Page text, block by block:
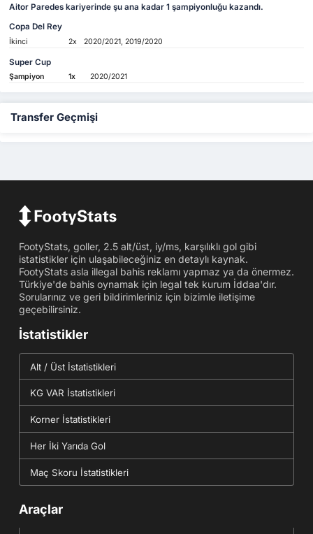
Aitor Paredes kariyerinde şu ana kadar 1 şampiyonluğu kazandı.
Copa Del Rey
İkinci 2x 2020/2021, 2019/2020
Super Cup
Şampiyon 1x 2020/2021
Transfer Geçmişi
FootyStats, goller, 2.5 alt/üst, iy/ms, karşılıklı gol gibi
istatistikler için ulaşabileceğiniz en detaylı kaynak.
FootyStats asla illegal bahis reklamı yapmaz ya da önermez.
Türkiye'de bahis oynamak için legal tek kurum İddaa'dır.
Sorularınız ve geri bildirimleriniz için bizimle iletişime
geçebilirsiniz.
İstatistikler
Alt / Üst İstatistikleri
KG VAR İstatistikleri
Korner İstatistikleri
Her İki Yarıda Gol
Maç Skoru İstatistikleri
Araçlar